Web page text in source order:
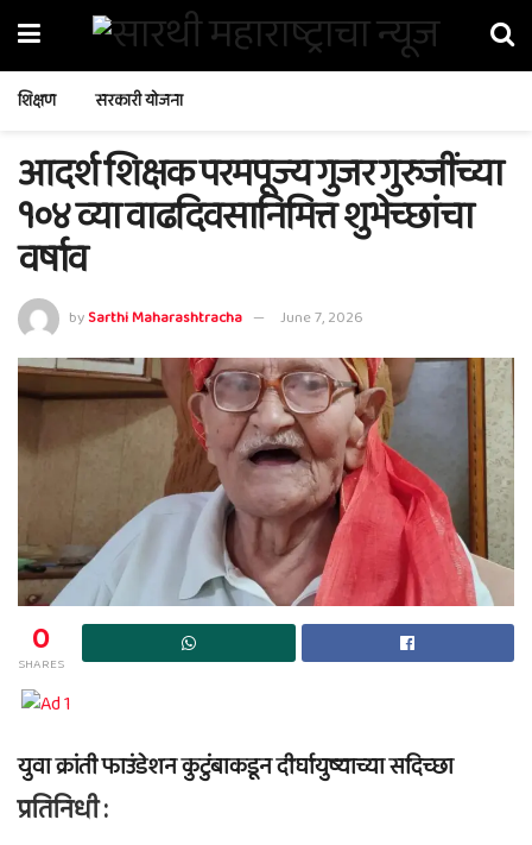
शिक्षण सरकारी योजना
आदर्श शिक्षक परमपूज्य गुजर गुरुजींच्या
१०४ व्या वाढदिवसानिमित्त शुभेच्छांचा
वर्षाव
bySarthi Maharashtracha June 7, 2026
0
SHARES
युवा क्रांती फाउंडेशन कुटुंबाकडून दीर्घायुष्याच्या सदिच्छा
प्रतिनिधी :